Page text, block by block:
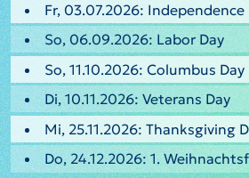
Fr, 03.07.2026: Independence
So, 06.09.2026: Labor Day
So, 11.10.2026: Columbus Day
Di, 10.11.2026: Veterans Day
Mi, 25.11.2026: Thanksgiving
Do, 24.12.2026: 1.